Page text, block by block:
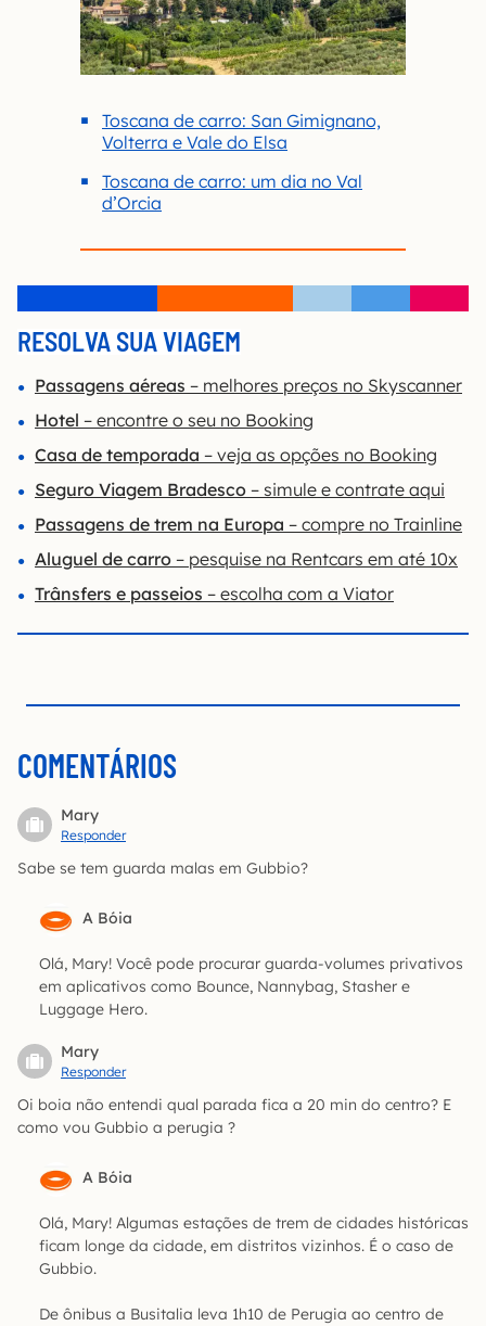
Toscana de carro: San Gimignano,
Volterra e Vale do Elsa
Toscana de carro: um dia no Val
d’Orcia
RESOLVA SUA VIAGEM
Passagens aéreas – melhores preços no Skyscanner
Hotel – encontre o seu no Booking
Casa de temporada – veja as opções no Booking
Seguro Viagem Bradesco – simule e contrate aqui
Passagens de trem na Europa – compre no Trainline
Aluguel de carro – pesquise na Rentcars em até 10x
Trânsfers e passeios – escolha com a Viator
COMENTÁRIOS
Mary
Responder
Sabe se tem guarda malas em Gubbio?
A Bóia
Olá, Mary! Você pode procurar guarda-volumes privativos
em aplicativos como Bounce, Nannybag, Stasher e
Luggage Hero.
Mary
Responder
Oi boia não entendi qual parada fica a 20 min do centro? E
como vou Gubbio a perugia ?
A Bóia
Olá, Mary! Algumas estações de trem de cidades históricas
ficam longe da cidade, em distritos vizinhos. É o caso de
Gubbio.
De ônibus a Busitalia leva 1h10 de Perugia ao centro de